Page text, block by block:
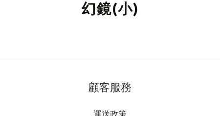
幻鏡(小)
顧客服務
運送政策